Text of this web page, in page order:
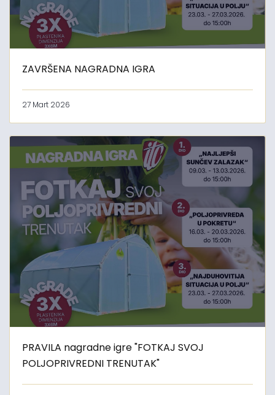
ZAVRŠENA NAGRADNA IGRA
27 Mart 2026
PRAVILA nagradne igre "FOTKAJ SVOJ
POLJOPRIVREDNI TRENUTAK"